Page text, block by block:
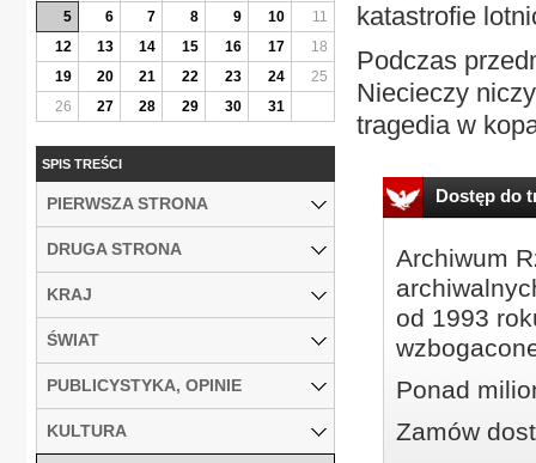
katastrofie
Podczas
Niecieczy
tragedia w
Dostęp do
Archiwum
od 1993
Ponad
Zamów
5
6 7 8 9 10
11
12
13 14 15 16 17
18
19
20 21 22 23 24
25
26
27 28 29 30 31
SPIS TREŚCI
PIERWSZA STRONA
DRUGA STRONA
KRAJ
ŚWIAT
PUBLICYSTYKA, OPINIE
KULTURA